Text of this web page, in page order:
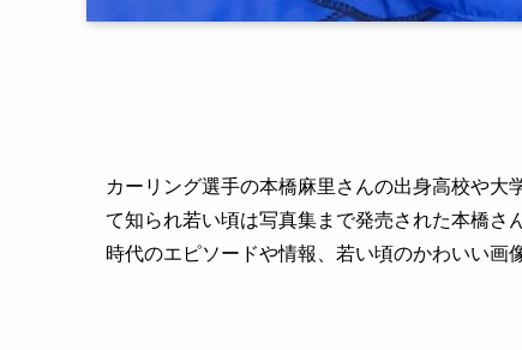
カーリング選手の本橋麻里さんの出身高校や
て知られ若い頃は写真集まで発売された本橋さ
時代のエピソードや情報、若い頃のかわいい画